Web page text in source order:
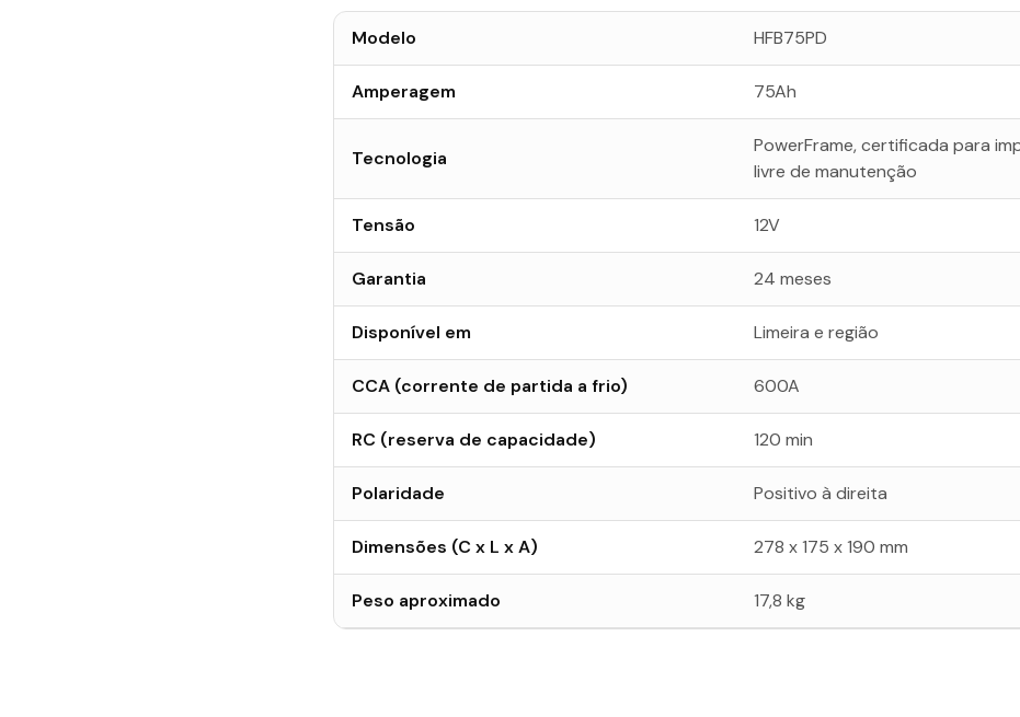
Modelo HFB75PD
Amperagem 75Ah
Tecnologia
PowerFrame, certificada para
livre de manutenção
Tensão 12V
Garantia 24 meses
Disponível em Limeira e região
CCA (corrente de partida a frio) 600A
RC (reserva de capacidade) 120 min
Polaridade Positivo à direita
Dimensões (C x L x A) 278 x 175 x 190 mm
Peso aproximado 17,8 kg